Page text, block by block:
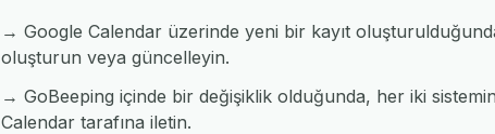
→ Google Calendar üzerinde yeni bir kayıt
oluşturun veya güncelleyin.
→ GoBeeping içinde bir değişiklik olduğunda, her iki
Calendar tarafına iletin.